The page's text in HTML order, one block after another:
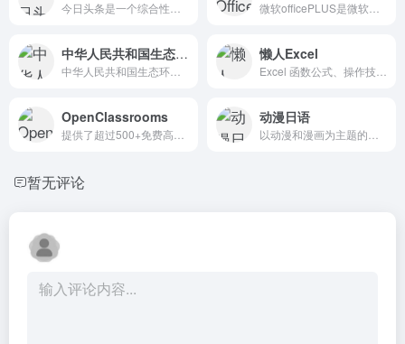
中华人民共和国生态环境部 懒人Excel
OpenClassrooms 动漫日语
暂无评论